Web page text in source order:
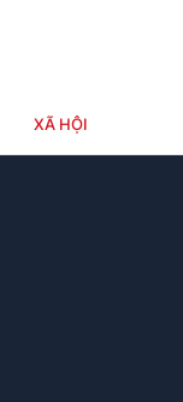
XÃ HỘI